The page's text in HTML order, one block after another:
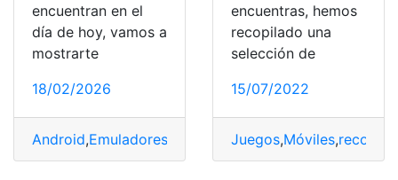
encuentran en el
día de hoy, vamos a
mostrarte
18/02/2026
Android,Emuladores publicación,retirados,VidaBytes
encuentras, hemos
recopilado una
selección de
15/07/2022
Juegos,Móviles,